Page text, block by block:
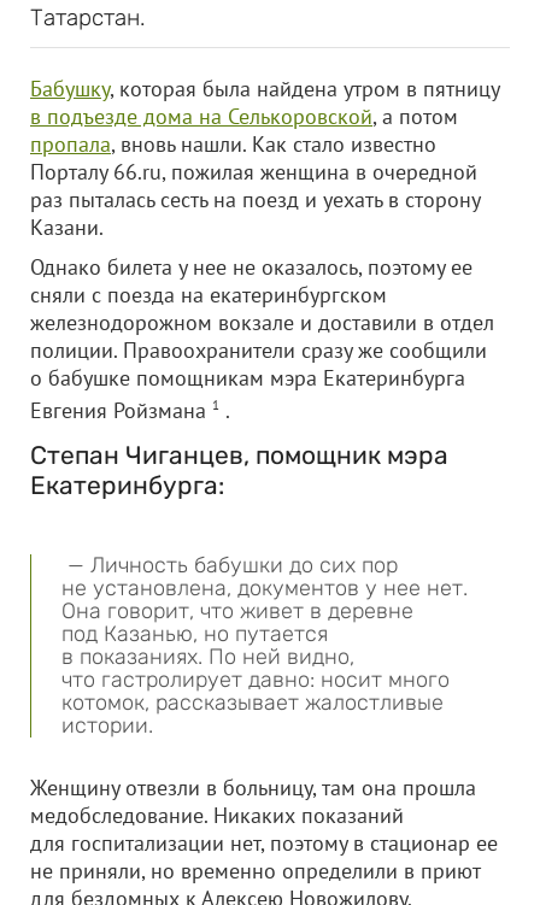
Татарстан.
Бабушку, которая была найдена утром в пятницу
в подъезде дома на Селькоровской, а потом
пропала, вновь нашли. Как стало известно
Порталу 66.ru, пожилая женщина в очередной
раз пыталась сесть на поезд и уехать в сторону
Казани.
Однако билета у нее не оказалось, поэтому ее
сняли с поезда на екатеринбургском
железнодорожном вокзале и доставили в отдел
полиции. Правоохранители сразу же сообщили
о бабушке помощникам мэра Екатеринбурга
Евгения Ройзмана 1 .
Степан Чиганцев, помощник мэра
Екатеринбурга:
— Личность бабушки до сих пор
не установлена, документов у нее нет.
Она говорит, что живет в деревне
под Казанью, но путается
в показаниях. По ней видно,
что гастролирует давно: носит много
котомок, рассказывает жалостливые
истории.
Женщину отвезли в больницу, там она прошла
медобследование. Никаких показаний
для госпитализации нет, поэтому в стационар ее
не приняли, но временно определили в приют
для бездомных к Алексею Новожилову.